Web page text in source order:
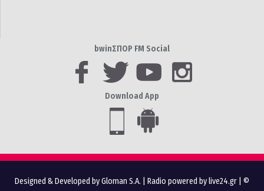
bwinΣΠΟΡ FM Social
Download App
Designed & Developed by Gloman S.A. Radio powered by live24.gr | ©